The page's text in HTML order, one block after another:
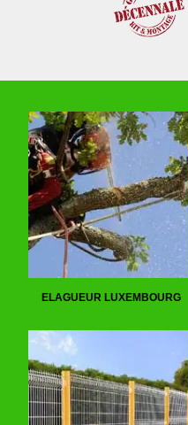
ELAGUEUR LUXEMBOURG